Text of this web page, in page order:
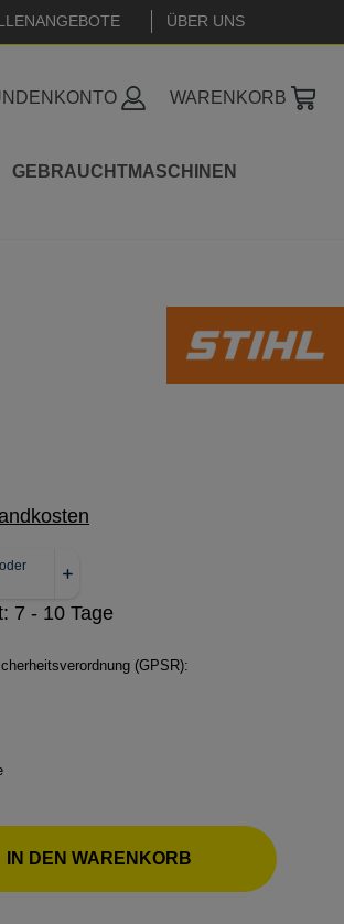
ÜBER UNS
WARENKORB
GEBRAUCHTMASCHINEN
7 - 10 Tage
(GPSR):
den gewünschten Wert
IN DEN WARENKORB